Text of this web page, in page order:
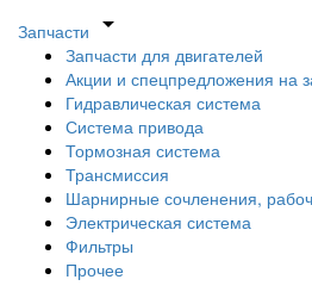
Запчасти arrow_drop_down
Запчасти для двигателей
Акции и спецпредложения на
Гидравлическая система
Система привода
Тормозная система
Трансмиссия
Шарнирные сочленения,
Электрическая система
Фильтры
Прочее